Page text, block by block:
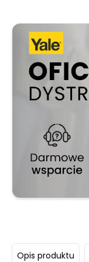
Opis produktu